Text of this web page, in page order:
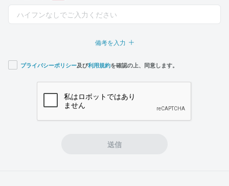
備考を入力
プライバシーポリシー及び利用規約を確認の上、同意します。
送信